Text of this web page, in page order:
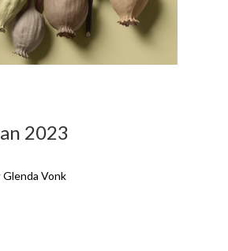
2023
Glenda Vonk